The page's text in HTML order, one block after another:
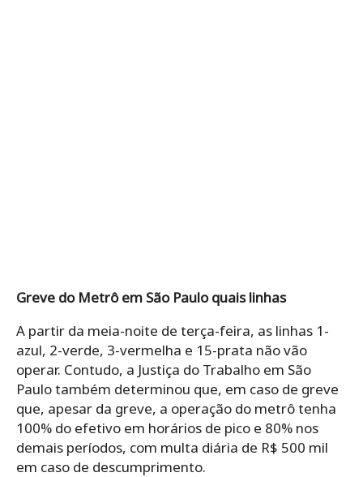
Greve do Metrô em São Paulo quais linhas
A partir da meia-noite de terça-feira, as linhas 1-
azul, 2-verde, 3-vermelha e 15-prata não vão
operar. Contudo, a Justiça do Trabalho em São
Paulo também determinou que, em caso de greve
que, apesar da greve, a operação do metrô tenha
100% do efetivo em horários de pico e 80% nos
demais períodos, com multa diária de R$ 500 mil
em caso de descumprimento.